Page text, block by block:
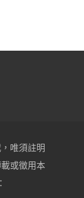
唯須註明
或徵用本